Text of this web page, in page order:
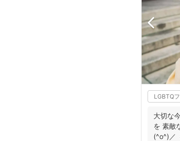
LGBTQ
大切な
を 素敵
(^o^)／